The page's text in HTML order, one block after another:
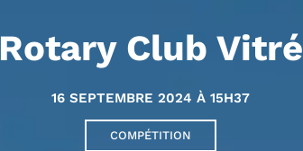
Rotary Club Vitré
16 SEPTEMBRE 2024 À 15H37
COMPÉTITION